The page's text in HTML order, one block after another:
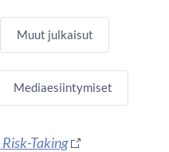
Muut julkaisut
Mediaesiintymiset
Taking